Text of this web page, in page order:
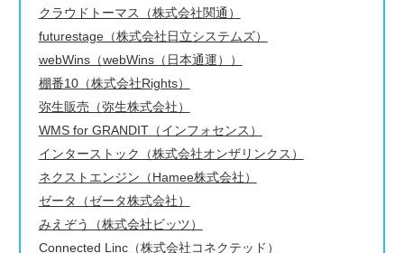
クラウドトーマス（株式会社関通）
futurestage（株式会社日立システムズ）
webWins（webWins（日本通運））
棚番10（株式会社Rights）
弥生販売（弥生株式会社）
WMS for GRANDIT（インフォセンス）
インターストック（株式会社オンザリンクス）
ネクストエンジン（Hamee株式会社）
ゼータ（ゼータ株式会社）
みえぞう（株式会社ビッツ）
Connected Linc（株式会社コネクテッド）